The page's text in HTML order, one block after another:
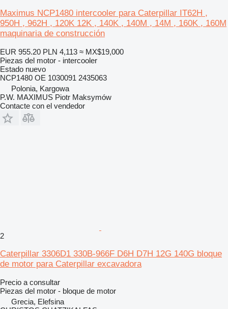
Maximus NCP1480 intercooler para Caterpillar IT62H ,
950H , 962H , 120K 12K , 140K , 140M , 14M , 160K , 160M
maquinaria de construcción
EUR 955.20 PLN 4,113 ≈ MX$19,000
Piezas del motor - intercooler
Estado nuevo
NCP1480 OE 1030091 2435063
Polonia, Kargowa
P.W. MAXIMUS Piotr Maksymów
Contacte con el vendedor
2
Caterpillar 3306D1 330B-966F D6H D7H 12G 140G bloque
de motor para Caterpillar excavadora
Precio a consultar
Piezas del motor - bloque de motor
Grecia, Elefsina